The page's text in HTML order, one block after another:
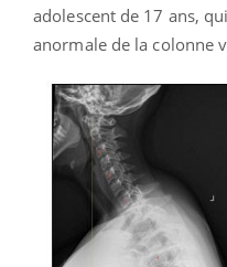
adolescent de 17 ans,
anormale de la colonne